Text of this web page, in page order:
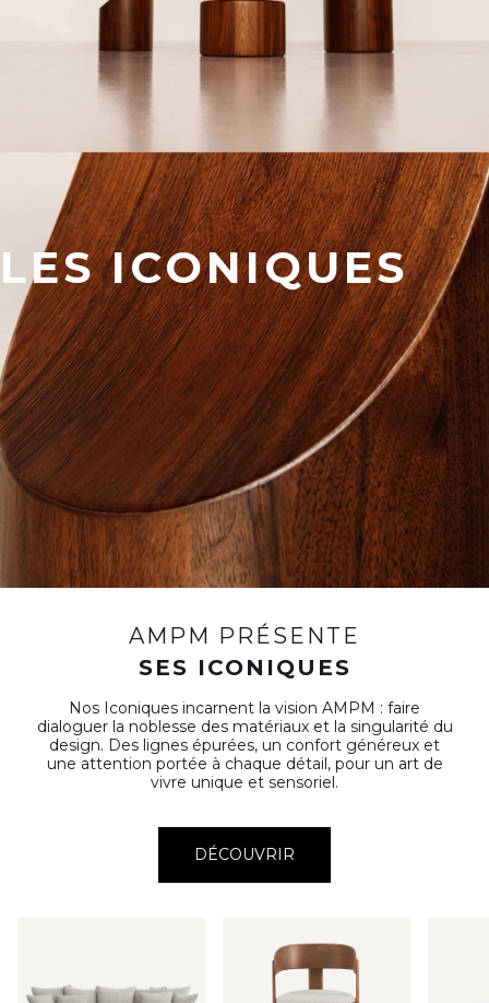
LES ICONIQUES
AMPM PRÉSENTE
SES ICONIQUES
Nos Iconiques incarnent la vision AMPM : faire
dialoguer la noblesse des matériaux et la singularité du
design. Des lignes épurées, un confort généreux et
une attention portée à chaque détail, pour un art de
vivre unique et sensoriel.
DÉCOUVRIR